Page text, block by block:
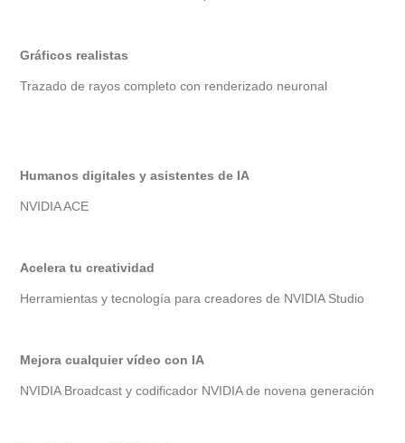
Gráficos realistas
Trazado de rayos completo con renderizado neuronal
Humanos digitales y asistentes de IA
NVIDIA ACE
Acelera tu creatividad
Herramientas y tecnología para creadores de NVIDIA Studio
Mejora cualquier vídeo con IA
NVIDIA Broadcast y codificador NVIDIA de novena generación